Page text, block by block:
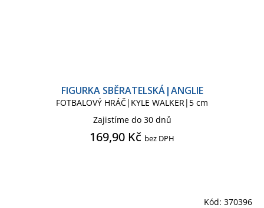
FIGURKA SBĚRATELSKÁ|ANGLIE
FOTBALOVÝ HRÁČ|KYLE WALKER|5 cm
Zajistíme do 30 dnů
169,90 Kč bez DPH
Kód: 370396